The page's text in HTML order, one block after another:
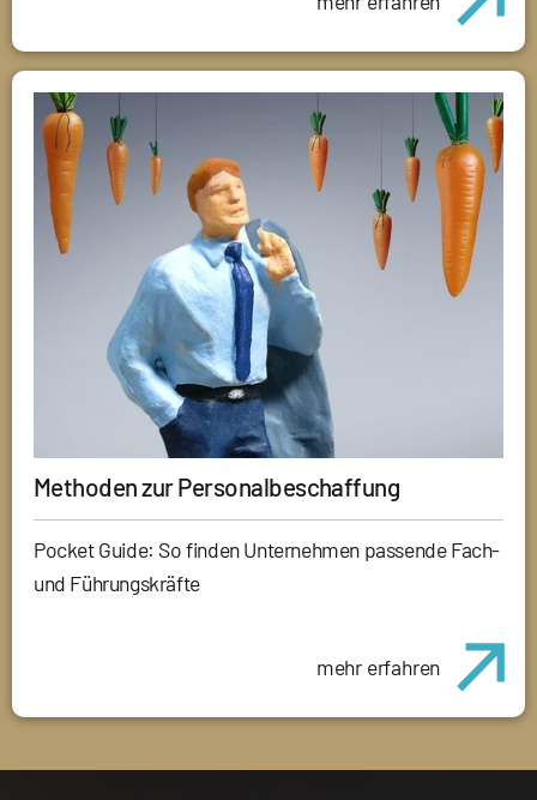
Methoden zur Personalbeschaffung
Pocket Guide: So finden Unternehmen passende Fach-
und Führungskräfte
mehr erfahren